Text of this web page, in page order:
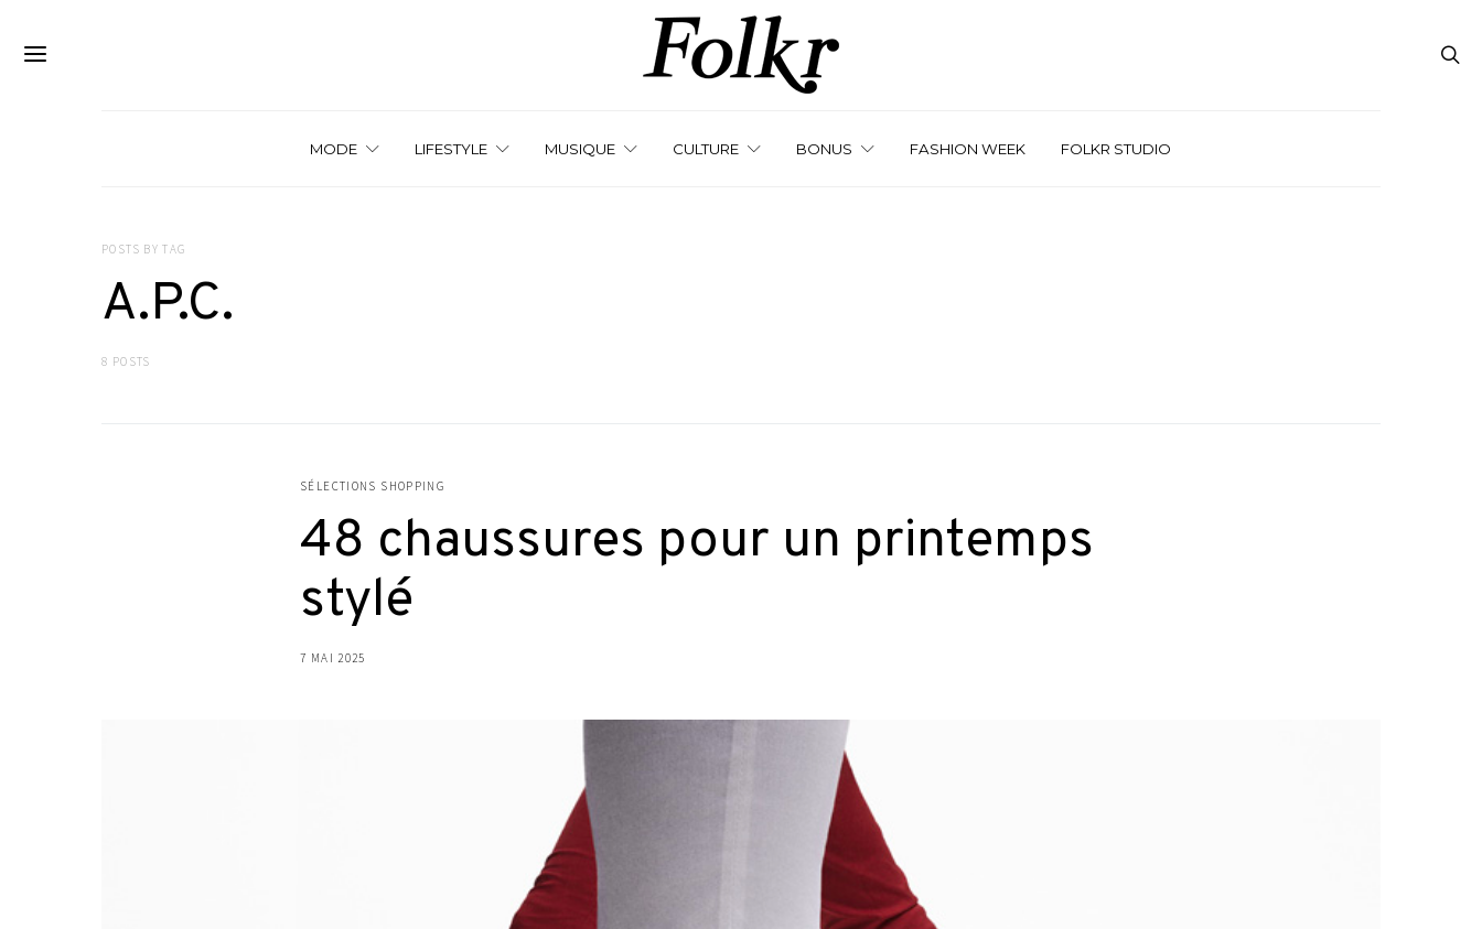
MODE LIFESTYLE MUSIQUE CULTURE BONUS FASHION WEEK FOLKR STUDIO
POSTS BY TAG
A.P.C.
8 POSTS
SÉLECTIONS SHOPPING
48 chaussures pour un printemps
stylé
7 MAI 2025